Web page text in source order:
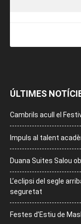
ÚLTIMES
Cambrils acull el
Impuls al talent
Duana Suites Salou
L’eclipsi del segle
seguretat
Festes d’Estiu de